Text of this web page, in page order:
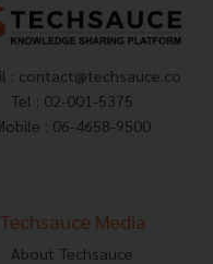
: contact@techsauce.co
Tel : 02-001-5375
: 06-4658-9500
Techsauce Media
About Techsauce